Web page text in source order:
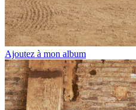
Ajoutez à mon album